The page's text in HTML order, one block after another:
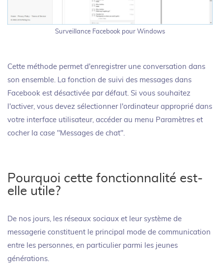
Surveillance Facebook pour Windows
Cette méthode permet d'enregistrer une conversation dans
son ensemble. La fonction de suivi des messages dans
Facebook est désactivée par défaut. Si vous souhaitez
l'activer, vous devez sélectionner l'ordinateur approprié dans
votre interface utilisateur, accéder au menu Paramètres et
cocher la case "Messages de chat".
Pourquoi cette fonctionnalité est-
elle utile?
De nos jours, les réseaux sociaux et leur système de
messagerie constituent le principal mode de communication
entre les personnes, en particulier parmi les jeunes
générations.